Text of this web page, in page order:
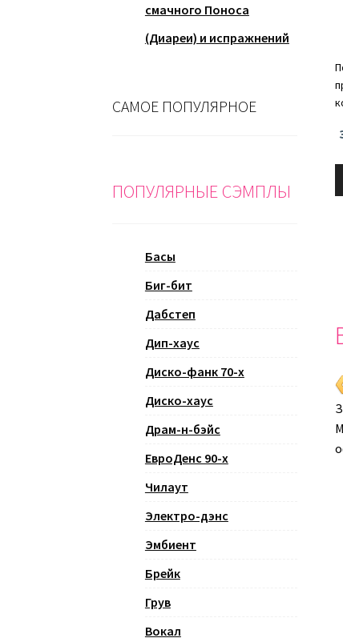
смачного Поноса
(Диареи) и испражнений
САМОЕ ПОПУЛЯРНОЕ
ПОПУЛЯРНЫЕ СЭМПЛЫ
Басы
Биг-бит
Дабстеп
Дип-хаус
Диско-фанк 70-х
Диско-хаус
Драм-н-бэйс
ЕвроДенс 90-х
Чилаут
Электро-дэнс
Эмбиент
Брейк
Грув
Вокал